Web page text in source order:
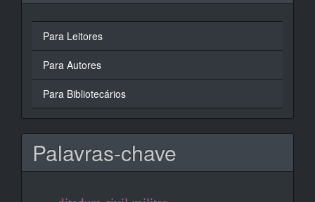
Para Leitores
Para Autores
Para Bibliotecários
Palavras-chave